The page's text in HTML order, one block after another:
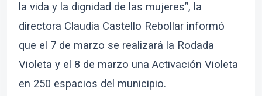
la vida y la dignidad de las mujeres”, la
directora Claudia Castello Rebollar informó
que el 7 de marzo se realizará la Rodada
Violeta y el 8 de marzo una Activación Violeta
en 250 espacios del municipio.